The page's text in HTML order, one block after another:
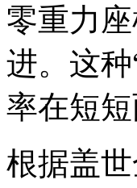
零重力
进。这
率在短
根据盖